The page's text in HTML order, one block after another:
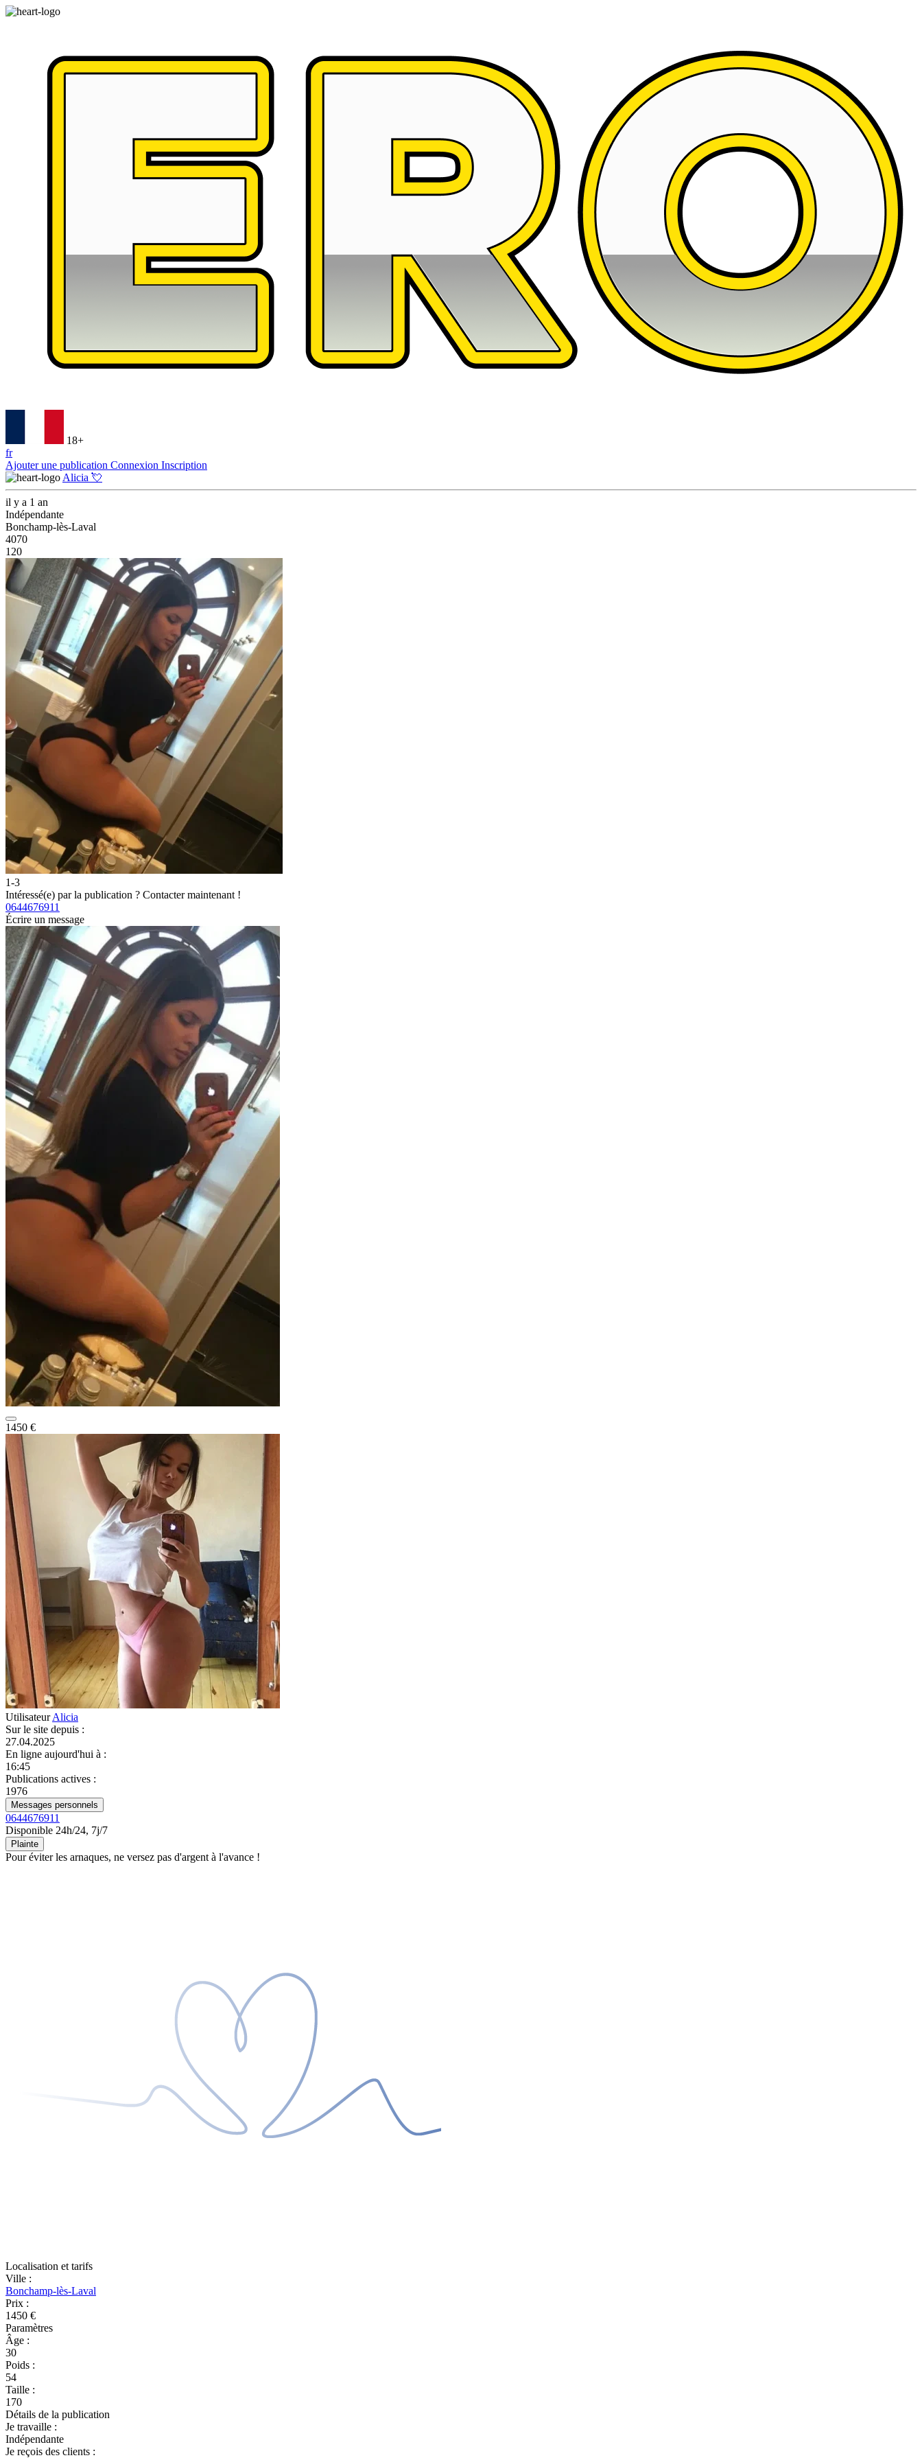
18+
fr
Ajouter une publication Connexion Inscription
Alicia 💘
il y a 1 an
Indépendante
Bonchamp-lès-Laval
4070
120
1-3
Intéressé(e) par la publication ? Contacter maintenant !
0644676911
Écrire un message
1450 €
UtilisateurAlicia
Sur le site depuis :
27.04.2025
En ligne aujourd'hui à :
16:45
Publications actives :
1976
Messages personnels
0644676911
Disponible 24h/24, 7j/7
Plainte
Pour éviter les arnaques, ne versez pas d'argent à l'avance !
Localisation et tarifs
Ville :
Bonchamp-lès-Laval
Prix :
1450 €
Paramètres
Âge :
30
Poids :
54
Taille :
170
Détails de la publication
Je travaille :
Indépendante
Je reçois des clients :